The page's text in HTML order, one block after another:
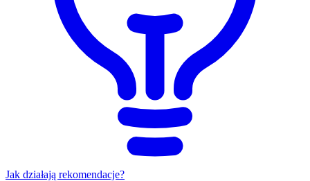
Jak działają rekomendacje?